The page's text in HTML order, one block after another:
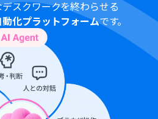
Googleフォームトリガーで、回答内
参照ください。
スクワークを終わらせる
化プラットフォームです。